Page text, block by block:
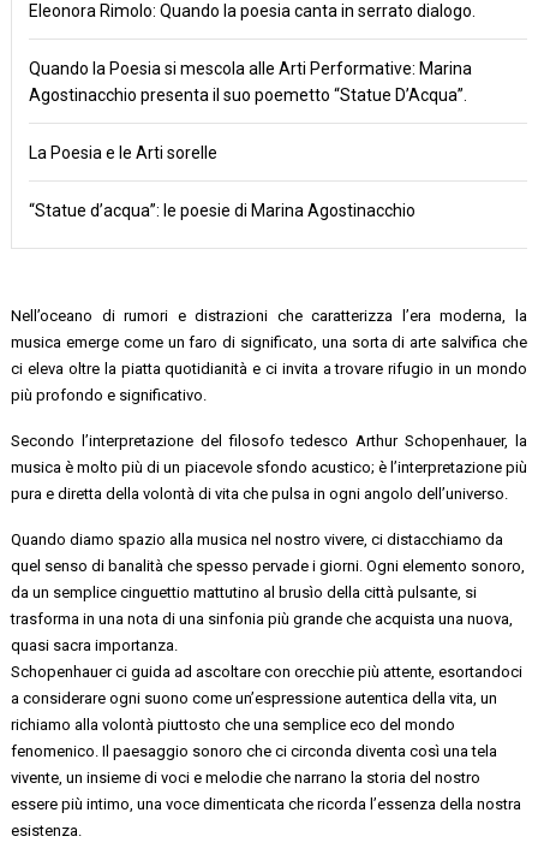
Eleonora Rimolo: Quando la poesia canta in serrato dialogo.
Quando la Poesia si mescola alle Arti Performative: Marina
Agostinacchio presenta il suo poemetto “Statue D’Acqua”.
La Poesia e le Arti sorelle
“Statue d’acqua”: le poesie di Marina Agostinacchio
Nell’oceano di rumori e distrazioni che caratterizza l’era moderna, la
musica emerge come un faro di significato, una sorta di arte salvifica che
ci eleva oltre la piatta quotidianità e ci invita a trovare rifugio in un mondo
più profondo e significativo.
Secondo l’interpretazione del filosofo tedesco Arthur Schopenhauer, la
musica è molto più di un piacevole sfondo acustico; è l’interpretazione più
pura e diretta della volontà di vita che pulsa in ogni angolo dell’universo.
Quando diamo spazio alla musica nel nostro vivere, ci distacchiamo da
quel senso di banalità che spesso pervade i giorni. Ogni elemento sonoro,
da un semplice cinguettio mattutino al brusìo della città pulsante, si
trasforma in una nota di una sinfonia più grande che acquista una nuova,
quasi sacra importanza.
Schopenhauer ci guida ad ascoltare con orecchie più attente, esortandoci
a considerare ogni suono come un’espressione autentica della vita, un
richiamo alla volontà piuttosto che una semplice eco del mondo
fenomenico. Il paesaggio sonoro che ci circonda diventa così una tela
vivente, un insieme di voci e melodie che narrano la storia del nostro
essere più intimo, una voce dimenticata che ricorda l’essenza della nostra
esistenza.